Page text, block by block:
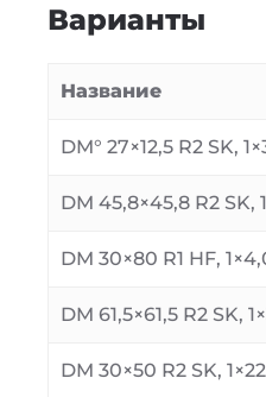
Варианты
Название
DM° 27×12,5 R2 SK,
DM 45,8×45,8 R2
DM 30×80 R1 HF,
DM 61,5×61,5 R2
DM 30×50 R2 SK,